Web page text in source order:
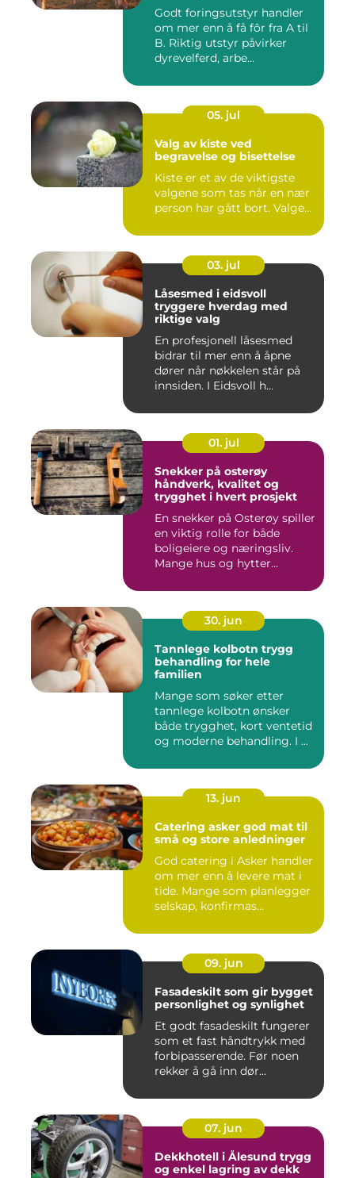
Godt foringsutstyr handler
om mer enn å få fôr fra A til
B. Riktig utstyr påvirker
dyrevelferd, arbe...
05. jul
Valg av kiste ved
begravelse og bisettelse
Kiste er et av de viktigste
valgene som tas når en nær
person har gått bort. Valge...
03. jul
Låsesmed i eidsvoll
tryggere hverdag med
riktige valg
En profesjonell låsesmed
bidrar til mer enn å åpne
dører når nøkkelen står på
innsiden. I Eidsvoll h...
01. jul
Snekker på osterøy
håndverk, kvalitet og
trygghet i hvert prosjekt
En snekker på Osterøy spiller
en viktig rolle for både
boligeiere og næringsliv.
Mange hus og hytter...
30. jun
Tannlege kolbotn trygg
behandling for hele
familien
Mange som søker etter
tannlege kolbotn ønsker
både trygghet, kort ventetid
og moderne behandling. I ...
13. jun
Catering asker god mat til
små og store anledninger
God catering i Asker handler
om mer enn å levere mat i
tide. Mange som planlegger
selskap, konfirmas...
09. jun
Fasadeskilt som gir bygget
personlighet og synlighet
Et godt fasadeskilt fungerer
som et fast håndtrykk med
forbipasserende. Før noen
rekker å gå inn dør...
07. jun
Dekkhotell i Ålesund trygg
og enkel lagring av dekk